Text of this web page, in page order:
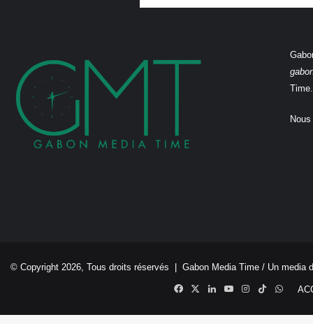
Time.
© Copyright 2026, Tous droits réservés | Gabon Media Time / Un media
Facebook
X LinkedinYouTubeInstagram
TikTok